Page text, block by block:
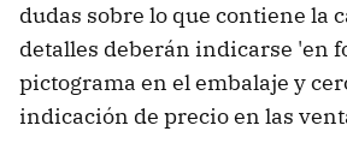
dudas sobre lo que contiene la
detalles deberán indicarse 'en
pictograma en el embalaje y
indicación de precio en las